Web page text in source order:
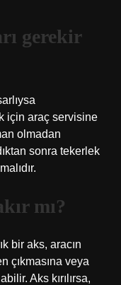
gerekir
için araç servisine
olmadan
sonra tekerlek
mı?
bir aks, aracın
çıkmasına veya
Aks kırılırsa,